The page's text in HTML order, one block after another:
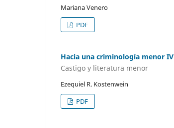
Mariana Venero
PDF
Hacia una criminología menor IV
Castigo y literatura menor
Ezequiel R. Kostenwein
PDF